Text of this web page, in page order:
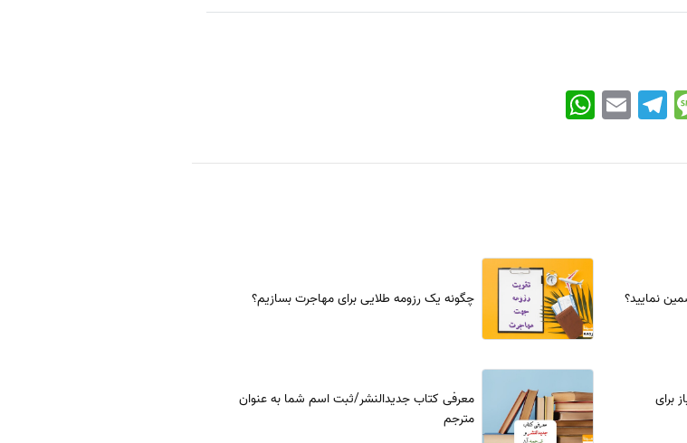
WhatsApp EmailTelegram
نمایید؟ چگونه یک رزومه طلایی برای مهاجرت بسازیم؟
کتاب و اخذ 4 امتیاز برای
معرفی کتاب جدیدالنشر/ثبت اسم شما به‌ عنوان
مترجم